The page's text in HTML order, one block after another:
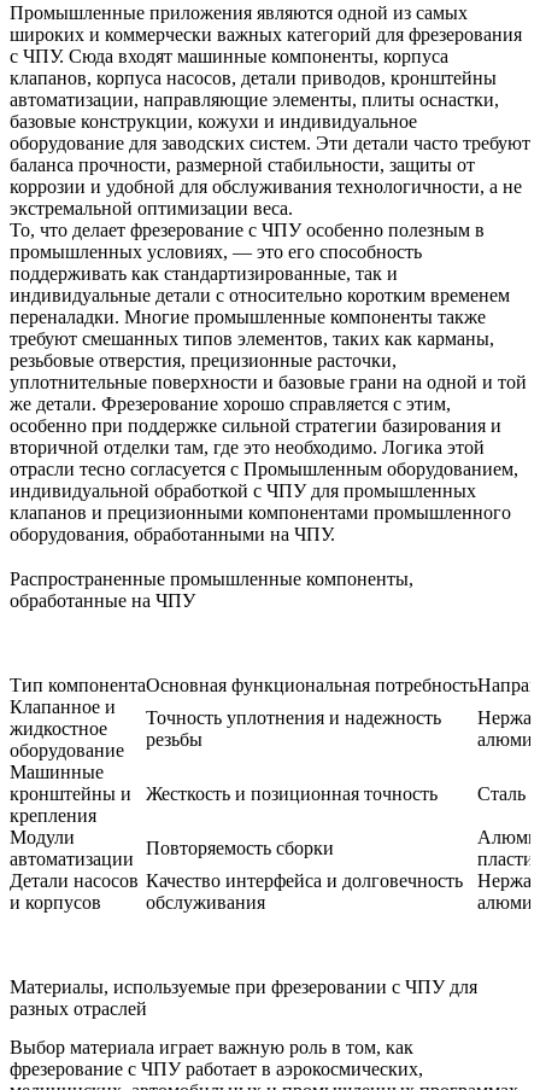
Промышленные приложения являются одной из самых
широких и коммерчески важных категорий для фрезерования
с ЧПУ. Сюда входят машинные компоненты, корпуса
клапанов, корпуса насосов, детали приводов, кронштейны
автоматизации, направляющие элементы, плиты оснастки,
базовые конструкции, кожухи и индивидуальное
оборудование для заводских систем. Эти детали часто требуют
баланса прочности, размерной стабильности, защиты от
коррозии и удобной для обслуживания технологичности, а не
экстремальной оптимизации веса.
То, что делает фрезерование с ЧПУ особенно полезным в
промышленных условиях, — это его способность
поддерживать как стандартизированные, так и
индивидуальные детали с относительно коротким временем
переналадки. Многие промышленные компоненты также
требуют смешанных типов элементов, таких как карманы,
резьбовые отверстия, прецизионные расточки,
уплотнительные поверхности и базовые грани на одной и той
же детали. Фрезерование хорошо справляется с этим,
особенно при поддержке сильной стратегии базирования и
вторичной отделки там, где это необходимо. Логика этой
отрасли тесно согласуется с Промышленным оборудованием,
индивидуальной обработкой с ЧПУ для промышленных
клапанов и прецизионными компонентами промышленного
оборудования, обработанными на ЧПУ.
Распространенные промышленные компоненты,
обработанные на ЧПУ
Тип компонентаОсновная функциональная потребность
Клапанное и
жидкостное
оборудование
Точность уплотнения и надежность
резьбы
Машинные
кронштейны и
крепления
Жесткость и позиционная точность Сталь
Модули
автоматизации
Повторяемость сборки
Детали насосов
и корпусов
Качество интерфейса и долговечность
обслуживания
Материалы, используемые при фрезеровании с ЧПУ для
разных отраслей
Выбор материала играет важную роль в том, как
фрезерование с ЧПУ работает в аэрокосмических,